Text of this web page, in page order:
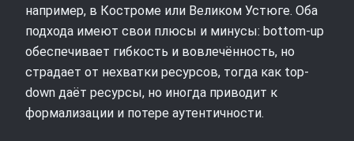
например, в Костроме или Великом Устюге. Оба
подхода имеют свои плюсы и минусы: bottom-up
обеспечивает гибкость и вовлечённость, но
страдает от нехватки ресурсов, тогда как top-
down даёт ресурсы, но иногда приводит к
формализации и потере аутентичности.